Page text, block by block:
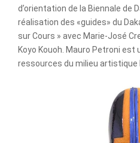
d’orientation de la Biennale de
réalisation des «guides» du
sur Cours » avec Marie-José
Koyo Kouoh. Mauro Petroni est
ressources du milieu artistique